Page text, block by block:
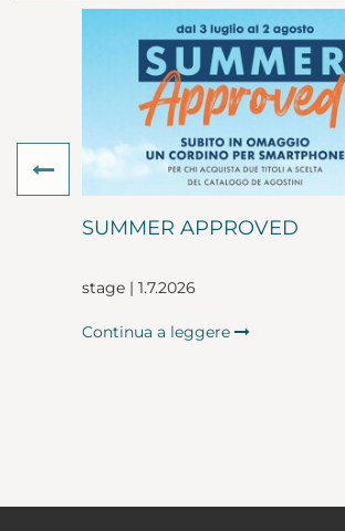
SUMMER APPROVED
stage | 1.7.2026
Continua a leggere
Previous